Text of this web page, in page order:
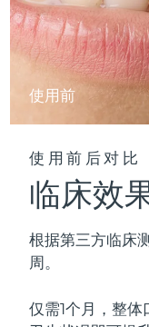
使用前
使用前后对比
临床效
根据第三方临床
周。
仅需1个月，整体
马耳他
墨西哥
荷兰
新西兰
挪威